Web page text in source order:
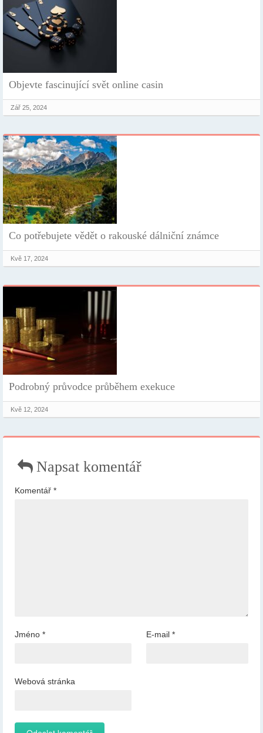
Objevte fascinující svět online casin
Zář 25, 2024
Co potřebujete vědět o rakouské dálniční známce
Kvě 17, 2024
Podrobný průvodce průběhem exekuce
Kvě 12, 2024
Napsat komentář
Komentář *
Jméno * E-mail *
Webová stránka